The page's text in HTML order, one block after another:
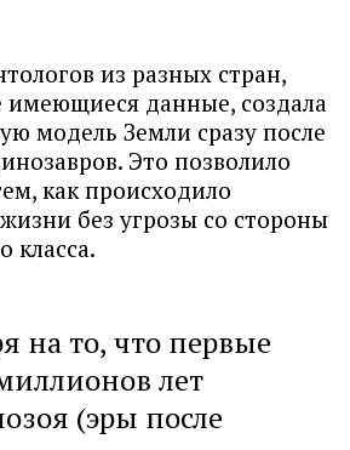
из разных стран,
имеющиеся данные, создала
модель Земли сразу после
Это позволило
как происходило
без угрозы со стороны
класса.
на то, что первые
лет
(эры после